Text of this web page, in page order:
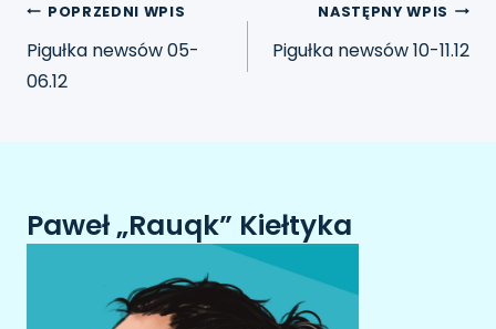
POPRZEDNI WPIS
Pigułka newsów 05-
06.12
NASTĘPNY WPIS
Pigułka newsów 10-11.12
Paweł „Rauqk” Kiełtyka